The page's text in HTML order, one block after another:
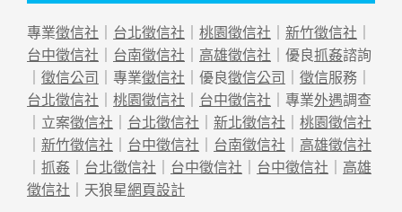
專業徵信社 ｜ 台北徵信社 ｜ 桃園徵信社 ｜ 新竹徵信社 ｜
台中徵信社 ｜ 台南徵信社 ｜ 高雄徵信社 ｜優良抓姦諮詢
｜ 徵信公司 ｜專業徵信社 ｜優良徵信公司 ｜ 徵信服務｜
台北徵信社 ｜ 桃園徵信社 ｜ 台中徵信社 ｜專業外遇調查
｜立案徵信社 ｜ 台北徵信社 ｜ 新北徵信社 ｜ 桃園徵信社
｜ 新竹徵信社 ｜ 台中徵信社 ｜ 台南徵信社 ｜ 高雄徵信社
｜ 抓姦 ｜ 台北徵信社 ｜ 台中徵信社 ｜ 台中徵信社 ｜ 高雄
徵信社 ｜天狼星網頁設計